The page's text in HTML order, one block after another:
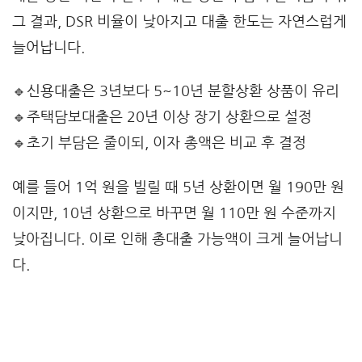
그 결과, DSR 비율이 낮아지고 대출 한도는 자연스럽게
늘어납니다.
🔹신용대출은 3년보다 5~10년 분할상환 상품이 유리
🔹주택담보대출은 20년 이상 장기 상환으로 설정
🔹초기 부담은 줄이되, 이자 총액은 비교 후 결정
예를 들어 1억 원을 빌릴 때 5년 상환이면 월 190만 원
이지만, 10년 상환으로 바꾸면 월 110만 원 수준까지
낮아집니다. 이로 인해 총대출 가능액이 크게 늘어납니
다.